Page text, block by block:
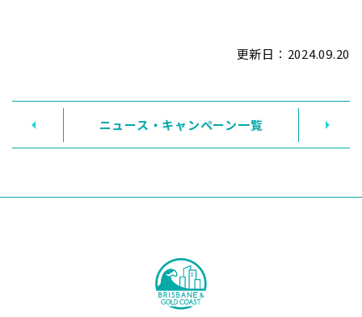
更新日： 2024.09.20
ニュース・キャンペーン一覧